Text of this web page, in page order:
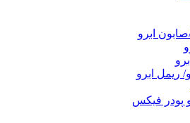
ابرو
ریمل ابرو
پودر فیکس